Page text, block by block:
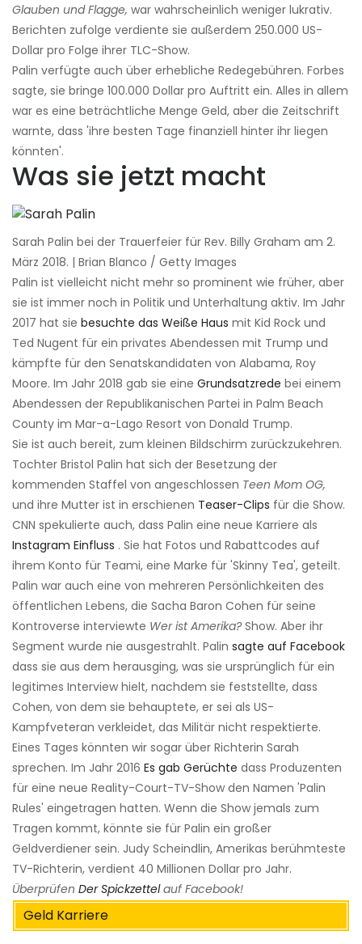
Glauben und Flagge, war wahrscheinlich weniger lukrativ.
Berichten zufolge verdiente sie außerdem 250.000 US-
Dollar pro Folge ihrer TLC-Show.
Palin verfügte auch über erhebliche Redegebühren. Forbes
sagte, sie bringe 100.000 Dollar pro Auftritt ein. Alles in allem
war es eine beträchtliche Menge Geld, aber die Zeitschrift
warnte, dass 'ihre besten Tage finanziell hinter ihr liegen
könnten'.
Was sie jetzt macht
Sarah Palin bei der Trauerfeier für Rev. Billy Graham am 2.
März 2018. | Brian Blanco / Getty Images
Palin ist vielleicht nicht mehr so ​​prominent wie früher, aber
sie ist immer noch in Politik und Unterhaltung aktiv. Im Jahr
2017 hat sie besuchte das Weiße Haus mit Kid Rock und
Ted Nugent für ein privates Abendessen mit Trump und
kämpfte für den Senatskandidaten von Alabama, Roy
Moore. Im Jahr 2018 gab sie eine Grundsatzrede bei einem
Abendessen der Republikanischen Partei in Palm Beach
County im Mar-a-Lago Resort von Donald Trump.
Sie ist auch bereit, zum kleinen Bildschirm zurückzukehren.
Tochter Bristol Palin hat sich der Besetzung der
kommenden Staffel von angeschlossen Teen Mom OG,
und ihre Mutter ist in erschienen Teaser-Clips für die Show.
CNN spekulierte auch, dass Palin eine neue Karriere als
Instagram Einfluss . Sie hat Fotos und Rabattcodes auf
ihrem Konto für Teami, eine Marke für 'Skinny Tea', geteilt.
Palin war auch eine von mehreren Persönlichkeiten des
öffentlichen Lebens, die Sacha Baron Cohen für seine
Kontroverse interviewte Wer ist Amerika?Show. Aber ihr
Segment wurde nie ausgestrahlt. Palin sagte auf Facebook
dass sie aus dem herausging, was sie ursprünglich für ein
legitimes Interview hielt, nachdem sie feststellte, dass
Cohen, von dem sie behauptete, er sei als US-
Kampfveteran verkleidet, das Militär nicht respektierte.
Eines Tages könnten wir sogar über Richterin Sarah
sprechen. Im Jahr 2016 Es gab Gerüchte dass Produzenten
für eine neue Reality-Court-TV-Show den Namen 'Palin
Rules' eingetragen hatten. Wenn die Show jemals zum
Tragen kommt, könnte sie für Palin ein großer
Geldverdiener sein. Judy Scheindlin, Amerikas berühmteste
TV-Richterin, verdient 40 Millionen Dollar pro Jahr.
Überprüfen Der Spickzettelauf Facebook!
Geld Karriere